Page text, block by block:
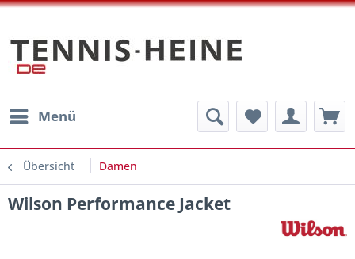
Menü
Übersicht Damen
Wilson Performance Jacket